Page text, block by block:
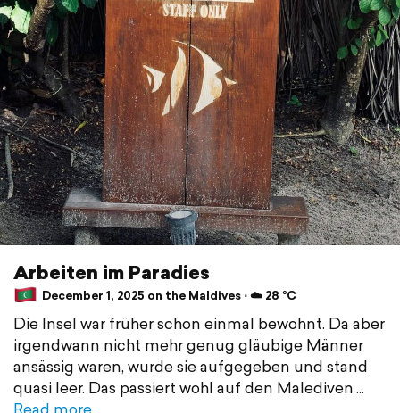
Arbeiten im Paradies
December 1, 2025 on the Maldives ⋅ ☁️ 28 °C
Die Insel war früher schon einmal bewohnt. Da aber
irgendwann nicht mehr genug gläubige Männer
ansässig waren, wurde sie aufgegeben und stand
quasi leer. Das passiert wohl auf den Malediven